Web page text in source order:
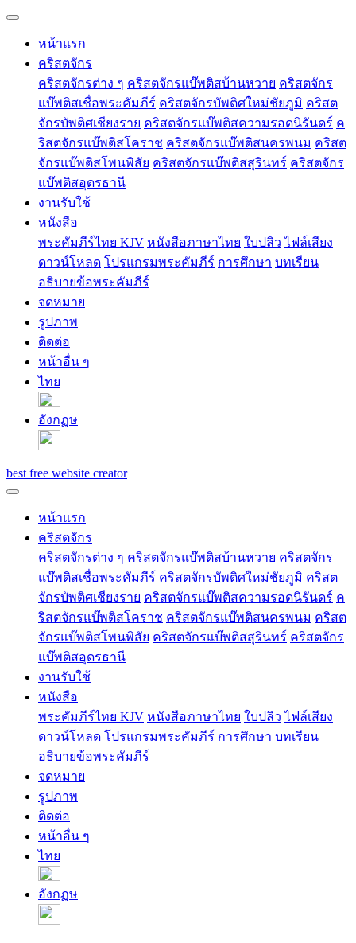
หน้าแรก
คริสตจักร
คริสตจักรต่าง ๆ คริสตจักรแบ๊พติสบ้านหวาย คริสตจักร
แบ๊พติสเชื่อพระคัมภีร์ คริสตจักรบัพติศใหม่ชัยภูมิ คริสต
จักรบัพติศเชียงราย คริสตจักรแบ๊พติสความรอดนิรันดร์ ค
ริสตจักรแบ๊พติสโคราช คริสตจักรแบ๊พติสนครพนม คริสต
จักรแบ๊พติสโพนพิสัย คริสตจักรแบ๊พติสสุรินทร์ คริสตจักร
แบ๊พติสอุดรธานี
งานรับใช้
หนังสือ
พระคัมภีร์ไทย KJV หนังสือภาษาไทย ใบปลิว ไฟล์เสียง
ดาวน์โหลด โปรแกรมพระคัมภีร์ การศึกษา บทเรียน
อธิบายข้อพระคัมภีร์
จดหมาย
รูปภาพ
ติดต่อ
หน้าอื่น ๆ
ไทย
อังกฏษ
best free website creator
หน้าแรก
คริสตจักร
คริสตจักรต่าง ๆ คริสตจักรแบ๊พติสบ้านหวาย คริสตจักร
แบ๊พติสเชื่อพระคัมภีร์ คริสตจักรบัพติศใหม่ชัยภูมิ คริสต
จักรบัพติศเชียงราย คริสตจักรแบ๊พติสความรอดนิรันดร์ ค
ริสตจักรแบ๊พติสโคราช คริสตจักรแบ๊พติสนครพนม คริสต
จักรแบ๊พติสโพนพิสัย คริสตจักรแบ๊พติสสุรินทร์ คริสตจักร
แบ๊พติสอุดรธานี
งานรับใช้
หนังสือ
พระคัมภีร์ไทย KJV หนังสือภาษาไทย ใบปลิว ไฟล์เสียง
ดาวน์โหลด โปรแกรมพระคัมภีร์ การศึกษา บทเรียน
อธิบายข้อพระคัมภีร์
จดหมาย
รูปภาพ
ติดต่อ
หน้าอื่น ๆ
ไทย
อังกฏษ